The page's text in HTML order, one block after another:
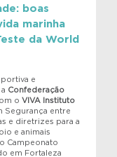
boas
marinha
da World
e
Confederação
o VIVA Instituto
Segurança entre
e diretrizes para a
e animais
Campeonato
em Fortaleza